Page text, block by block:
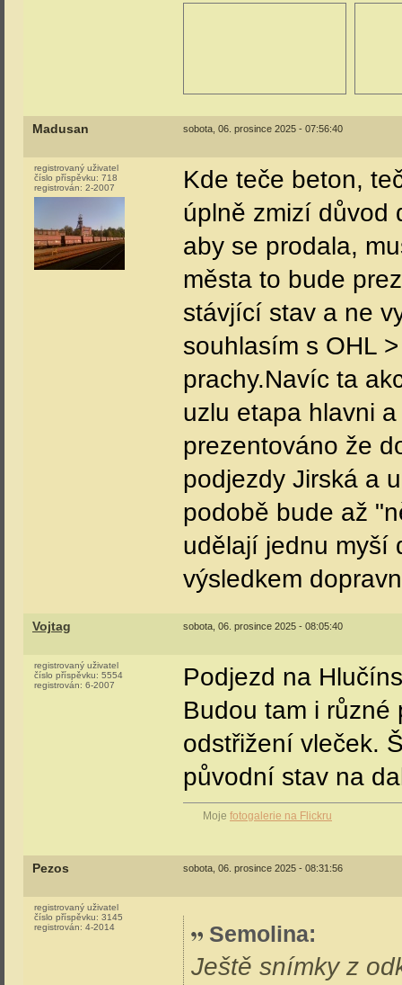
Madusan sobota, 06. prosince 2025 - 07:56:40
registrovaný uživatel
číslo příspěvku: 718
registrován: 2-2007
Kde teče beton,
úplně zmizí důvod
aby se prodala,
města to bude
stávjící stav a ne
souhlasím s OHL
prachy.Navíc ta
uzlu etapa hlavni
prezentováno že
podjezdy Jirská a
podobě bude až
udělají jednu myší
výsledkem
Vojtag sobota, 06. prosince 2025 - 08:05:40
registrovaný uživatel
číslo příspěvku: 5554
registrován: 6-2007
Podjezd na
Budou tam i různé
odstřižení vleček.
původní stav na
Moje fotogalerie na Flickru
Pezos sobota, 06. prosince 2025 - 08:31:56
registrovaný uživatel
číslo příspěvku: 3145
registrován: 4-2014 Semolina:
Ještě snímky z